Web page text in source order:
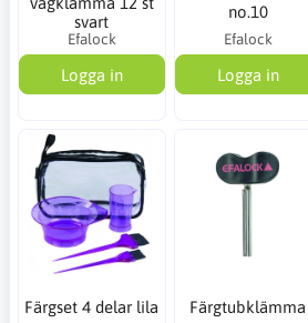
svart
Efalock
Logga in
no.10
Efalock
Logga in
Färgset 4 delar lila Färgtubklämma